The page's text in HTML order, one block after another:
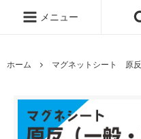
メニュー
ホーム マグネットシート 原反